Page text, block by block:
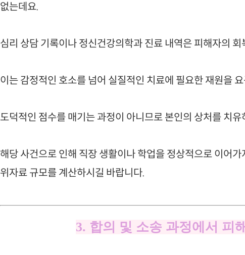
없는데요.
심리 상담 기록이나 정신건강의학과 진료 내역은 피해자의
이는 감정적인 호소를 넘어 실질적인 치료에 필요한 재원을
도덕적인 점수를 매기는 과정이 아니므로 본인의 상처를 치
해당 사건으로 인해 직장 생활이나 학업을 정상적으로 이어
위자료 규모를 계산하시길 바랍니다.
3. 합의 및 소송 과정에서 피